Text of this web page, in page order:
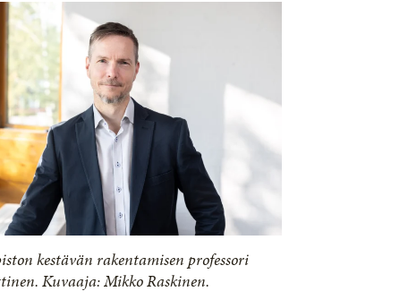
kestävän rakentamisen professori
Kuvaaja: Mikko Raskinen.